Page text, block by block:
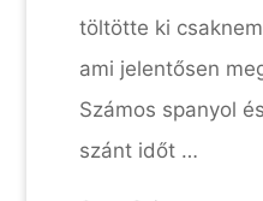
töltötte ki
ami jelentősen
Számos spanyol
szánt időt …